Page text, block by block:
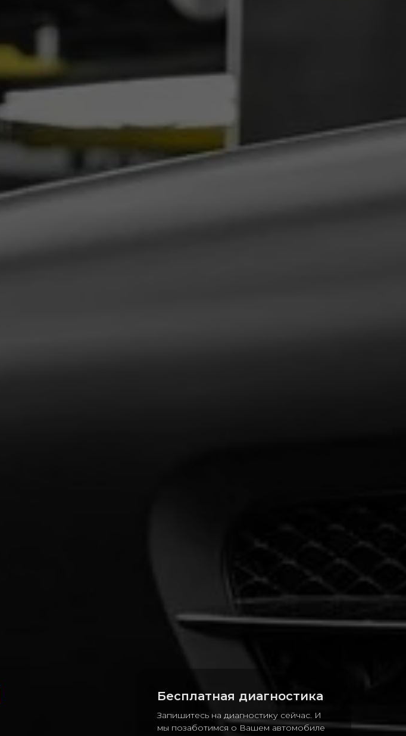
Бесплатная диагностика
Запишитесь на диагностику сейчас. И
мы позаботимся о Вашем автомобиле